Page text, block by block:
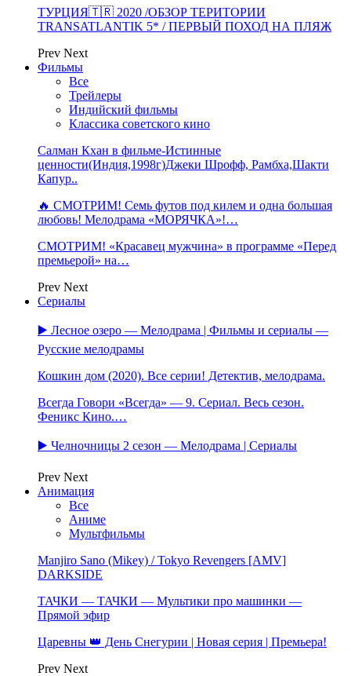
ТУРЦИЯ🇹🇷 2020 /ОБЗОР ТЕРИТОРИИ
TRANSATLANTIK 5* / ПЕРВЫЙ ПОХОД НА ПЛЯЖ
Prev Next
Фильмы
Все
Трейлеры
Индийский фильмы
Классика советского кино
Салман Кхан в фильме-Истинные
ценности(Индия,1998г)Джеки Шрофф, Рамбха,Шакти
Капур..
🔥 СМОТРИМ! Семь футов под килем и одна большая
любовь! Мелодрама «МОРЯЧКА»!…
СМОТРИМ! «Красавец мужчина» в программе «Перед
премьерой» на…
Prev Next
Сериалы
▶️ Лесное озеро — Мелодрама | Фильмы и сериалы —
Русские мелодрамы
Кошкин дом (2020). Все серии! Детектив, мелодрама.
Всегда Говори «Всегда» — 9. Сериал. Весь сезон.
Феникс Кино.…
▶️ Челночницы 2 сезон — Мелодрама | Сериалы
Prev Next
Анимация
Все
Аниме
Мультфильмы
Manjiro Sano (Mikey) / Tokyo Revengers [AMV]
DARKSIDE
ТАЧКИ — ТАЧКИ — Мультики про машинки —
Прямой эфир
Царевны 👑 День Снегурии | Новая серия | Премьера!
Prev Next